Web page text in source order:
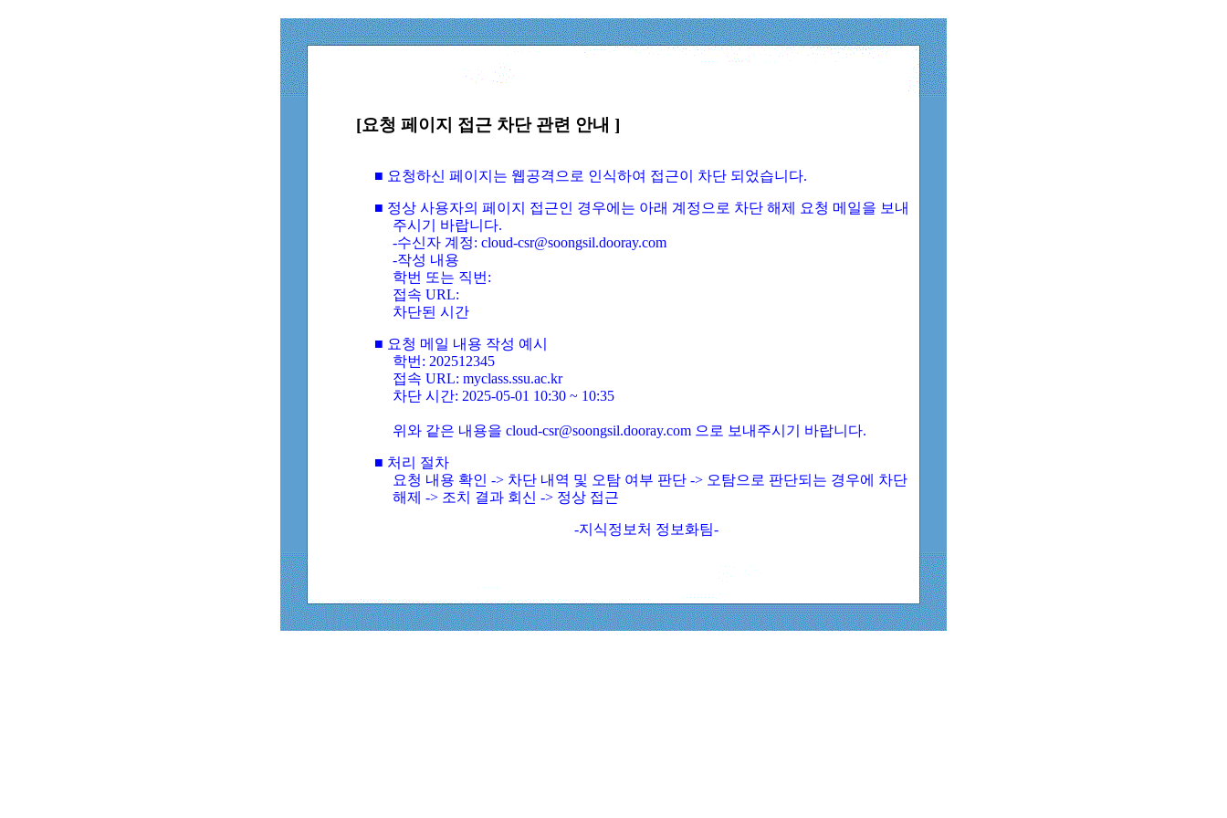
[요청 페이지 접근 차단 관련 안내 ]
■ 요청하신 페이지는 웹공격으로 인식하여 접근이 차단 되었습니다.
■ 정상 사용자의 페이지 접근인 경우에는 아래 계정으로 차단 해제 요청 메일을 보내
주시기 바랍니다.
-수신자 계정: cloud-csr@soongsil.dooray.com
-작성 내용
학번 또는 직번:
접속 URL:
차단된 시간
■ 요청 메일 내용 작성 예시
학번: 202512345
접속 URL: myclass.ssu.ac.kr
차단 시간: 2025-05-01 10:30 ~ 10:35
위와 같은 내용을 cloud-csr@soongsil.dooray.com 으로 보내주시기 바랍니다.
■ 처리 절차
요청 내용 확인 -> 차단 내역 및 오탐 여부 판단 -> 오탐으로 판단되는 경우에 차단
해제 -> 조치 결과 회신 -> 정상 접근
-지식정보처 정보화팀-